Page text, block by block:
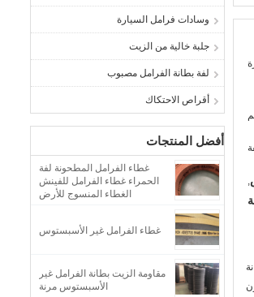
وسادات فرامل السيارة
جلبة خالية من الزيت
لفة بطانة الفرامل مصبوب
أقراص الاحتكاك
أفضل المنتجات
غطاء الفرامل المطحونة لفة
الحمراء غطاء الفرامل للفينش
الغطاء المنسوج للأرض
غطاء الفرامل غير الأسبستوس
مقاومة الزيت بطانة الفرامل غير
الأسبستوس مرنة
,